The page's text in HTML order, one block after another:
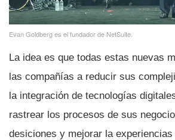
Evan Goldberg es el fundador de NetSuite.
La idea es que todas estas nuevas
las compañí­as a reducir sus
la integración de tecnologí­as
rastrear los procesos de sus
desiciones y mejorar la